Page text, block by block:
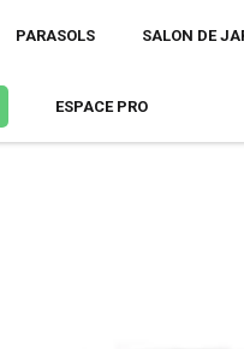
PARASOLS SALON DE
ESPACE PRO